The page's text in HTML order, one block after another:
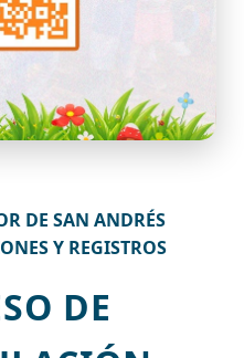
DE SAN ANDRÉS
Y REGISTROS
DE